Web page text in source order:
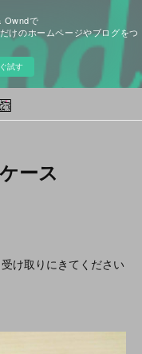
Owndで
けのホームページやブログをつ
試す
ース
け取りにきてください